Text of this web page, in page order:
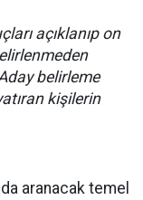
açıklanıp on
belirleme
kişilerin
aranacak temel